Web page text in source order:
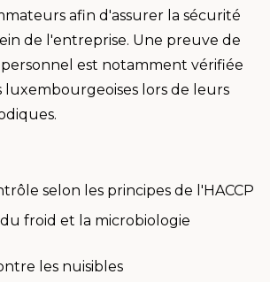
afin d'assurer la sécurité
de l'entreprise. Une preuve de
est notamment vérifiée
luxembourgeoises lors de leurs
selon les principes de l'HACCP
froid et la microbiologie
les nuisibles